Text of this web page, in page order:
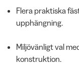
Flera praktiska
upphängning.
Miljövänligt val
konstruktion.